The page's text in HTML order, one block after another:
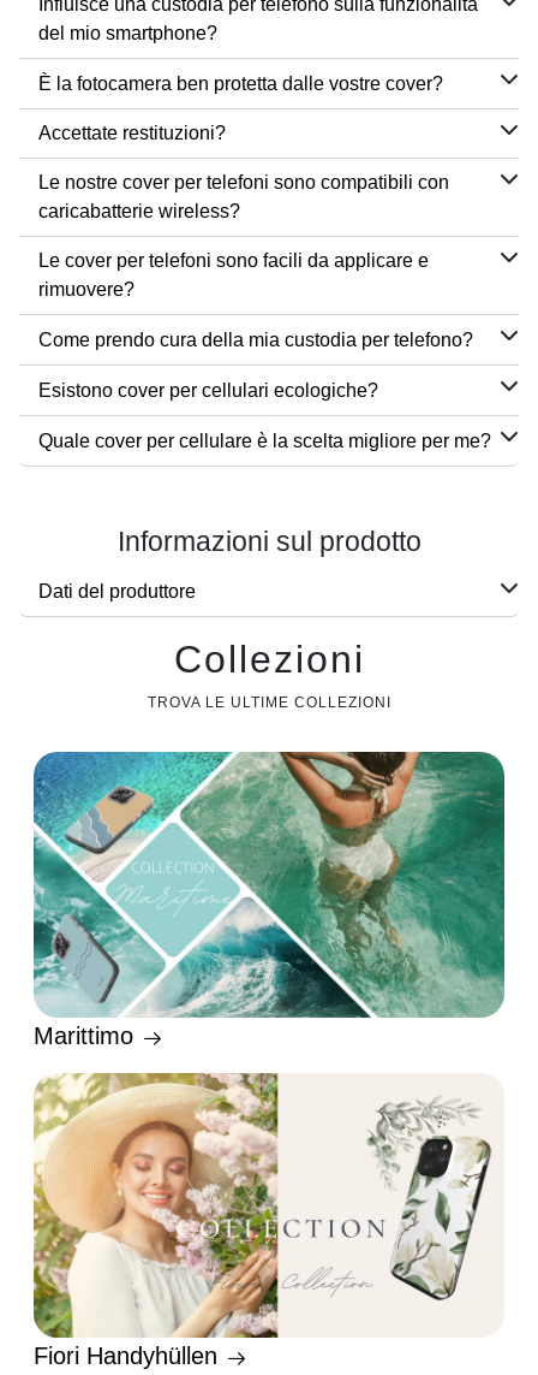
del mio smartphone?
È la fotocamera ben protetta dalle vostre cover?
Accettate restituzioni?
Le nostre cover per telefoni sono compatibili con
caricabatterie wireless?
Le cover per telefoni sono facili da applicare e
rimuovere?
Come prendo cura della mia custodia per telefono?
Esistono cover per cellulari ecologiche?
Quale cover per cellulare è la scelta migliore per me?
Informazioni sul prodotto
Dati del produttore
Collezioni
TROVA LE ULTIME COLLEZIONI
Marittimo
Fiori Handyhüllen